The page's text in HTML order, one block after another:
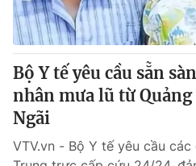
Bộ Y tế yêu cầu sẵn
nhân mưa lũ từ
Ngãi
VTV.vn - Bộ Y tế yêu cầu